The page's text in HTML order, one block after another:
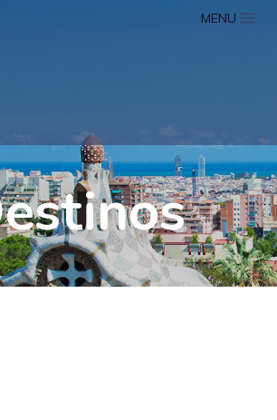
MENU